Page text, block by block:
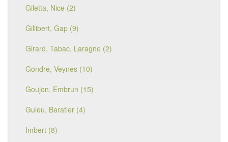
Giletta, Nice (2)
Gillibert, Gap (9)
Girard, Tabac, Laragne (2)
Gondre, Veynes (10)
Goujon, Embrun (15)
Guieu, Baratier (4)
Imbert (8)